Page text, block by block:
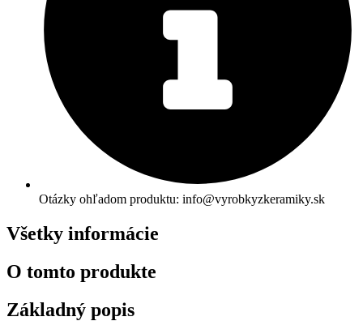
Otázky ohľadom produktu: info@vyrobkyzkeramiky.sk
Všetky informácie
O tomto produkte
Základný popis